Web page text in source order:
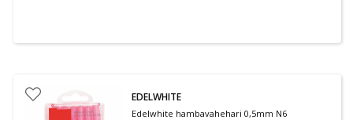
EDELWHITE
Edelwhite hambavahehari 0,5mm N6